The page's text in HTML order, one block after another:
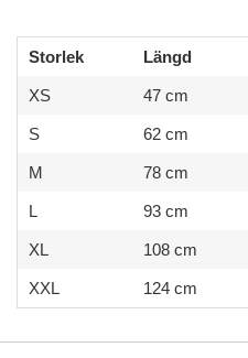
Storlek Längd
XS 47 cm
S 62 cm
M 78 cm
L 93 cm
XL 108 cm
XXL 124 cm